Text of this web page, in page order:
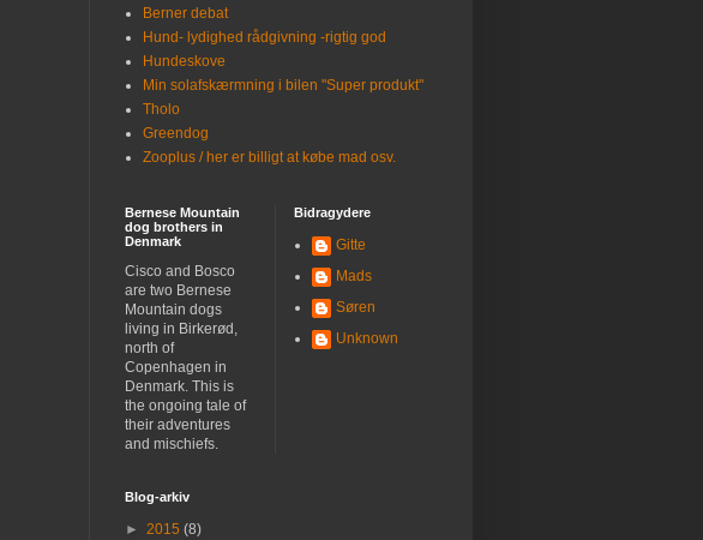
Berner debat
Hund- lydighed rådgivning -rigtig god
Hundeskove
Min solafskærmning i bilen "Super produkt"
Tholo
Greendog
Zooplus / her er billigt at købe mad osv.
Bernese Mountain
dog brothers in
Denmark
Cisco and Bosco
are two Bernese
Mountain dogs
living in Birkerød,
north of
Copenhagen in
Denmark. This is
the ongoing tale of
their adventures
and mischiefs.
Bidragydere
Gitte
Mads
Søren
Unknown
Blog-arkiv
► 2015 (8)